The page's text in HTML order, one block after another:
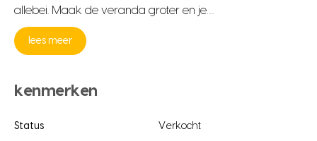
allebei. Maak de veranda groter en je…
lees meer
kenmerken
Status Verkocht